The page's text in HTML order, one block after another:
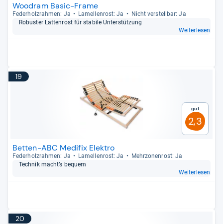
Woodram Basic-Frame
Feder­holz­rah­men: Ja Lamel­len­rost: Ja
Nicht ver­stell­bar: Ja
Robus­ter Lat­ten­rost für sta­bile Unter­stüt­zung
Weiterlesen
19
Gut
2,3
Betten-ABC Medifix Elektro
Feder­holz­rah­men: Ja Lamel­len­rost: Ja
Mehr­zo­nen­rost: Ja
Tech­nik macht’s bequem
Weiterlesen
20